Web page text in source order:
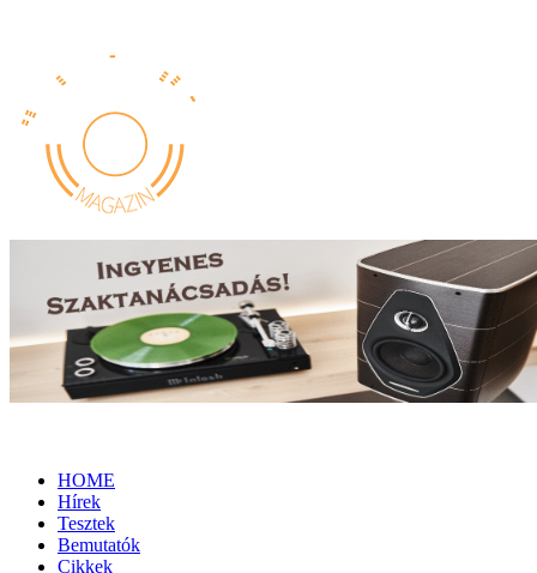
HOME
Hírek
Tesztek
Bemutatók
Cikkek